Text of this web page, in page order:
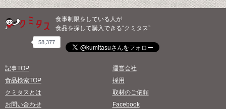
食事制限をしている人が
食品を探して購入できる“クミタス”
58,377
記事TOP
食品検索TOP
クミタスとは
お問い合わせ
運営会社
採用
取材のご依頼
Facebook